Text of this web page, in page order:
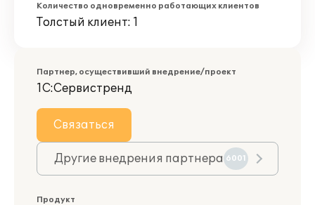
Количество одновременно работающих клиентов
Толстый клиент: 1
Партнер, осуществивший внедрение/проект
1С:Сервистренд
Связаться
Другие внедрения партнера 6001
Продукт